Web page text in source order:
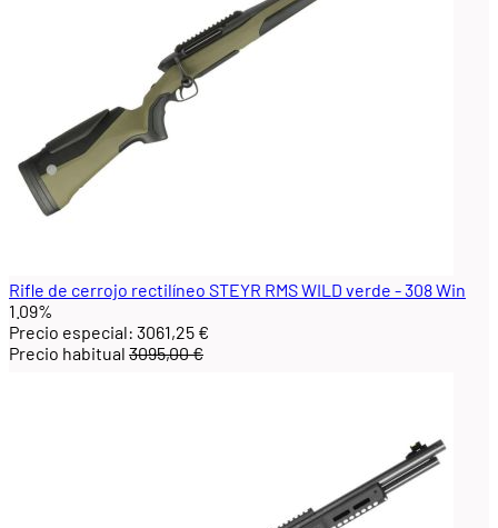
Rifle de cerrojo rectilíneo STEYR RMS WILD verde - 308 Win
1.09%
Precio especial: 3061,25 €
Precio habitual 3095,00 €